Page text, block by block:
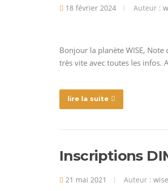
18 février 2024 Auteur :
Bonjour la planète WISE, Note
très vite avec toutes les infos.
lire la suite
Inscriptions
21 mai 2021 Auteur :